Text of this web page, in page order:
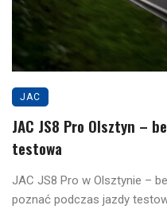
JAC
JAC JS8 Pro Olsztyn –
testowa
JAC JS8 Pro w Olsztynie –
poznać podczas jazdy